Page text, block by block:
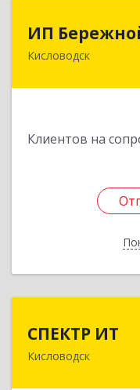
ИП
Кисловодск
Клиентов на
ИП
357748,
СПЕКТР ИТ
Кисловодск
357736,